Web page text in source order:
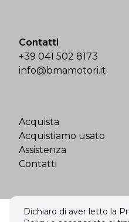
Contatti
+39 041 502 8173
info@bmamotori.it
Acquista
Acquistiamo usato
Assistenza
Contatti
Dichiaro di aver letto la
© 2026 Bma Motori